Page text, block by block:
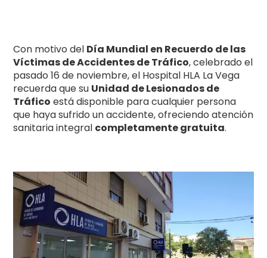
Con motivo del Día Mundial en Recuerdo de las
Víctimas de Accidentes de Tráfico, celebrado el
pasado 16 de noviembre, el Hospital HLA La Vega
recuerda que su Unidad de Lesionados de
Tráfico está disponible para cualquier persona
que haya sufrido un accidente, ofreciendo atención
sanitaria integral completamente gratuita.